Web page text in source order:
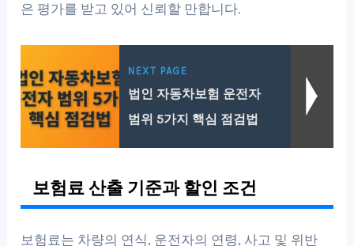
은 평가를 받고 있어 신뢰할 만합니다.
NEXT PAGE
법인 자동차보험 운전자
범위 5가지 핵심 점검법
보험료 산출 기준과 할인 조건
보험료는 차량의 연식, 운전자의 연령, 사고 및 위반